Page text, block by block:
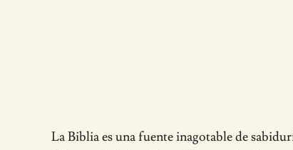
La Biblia es una fuente inagotable de